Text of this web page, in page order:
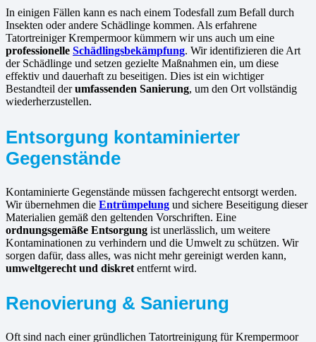
In einigen Fällen kann es nach einem Todesfall zum Befall durch
Insekten oder andere Schädlinge kommen. Als erfahrene
Tatortreiniger Krempermoor kümmern wir uns auch um eine
professionelle Schädlingsbekämpfung. Wir identifizieren die Art
der Schädlinge und setzen gezielte Maßnahmen ein, um diese
effektiv und dauerhaft zu beseitigen. Dies ist ein wichtiger
Bestandteil derumfassenden Sanierung, um den Ort vollständig
wiederherzustellen.
Entsorgung kontaminierter
Gegenstände
Kontaminierte Gegenstände müssen fachgerecht entsorgt werden.
Wir übernehmen die Entrümpelung und sichere Beseitigung dieser
Materialien gemäß den geltenden Vorschriften. Eine
ordnungsgemäße Entsorgung ist unerlässlich, um weitere
Kontaminationen zu verhindern und die Umwelt zu schützen. Wir
sorgen dafür, dass alles, was nicht mehr gereinigt werden kann,
umweltgerecht und diskret entfernt wird.
Renovierung & Sanierung
Oft sind nach einer gründlichen Tatortreinigung für Krempermoor